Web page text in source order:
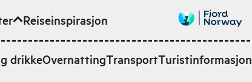
drikkeOvernattingTransportTuristinformasjon
Reiseinspirasjon